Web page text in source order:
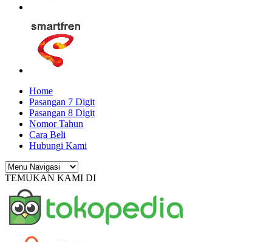
Home
Pasangan 7 Digit
Pasangan 8 Digit
Nomor Tahun
Cara Beli
Hubungi Kami
TEMUKAN KAMI DI